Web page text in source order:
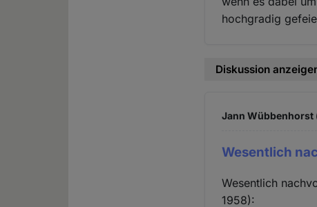
hochgradig
Diskussion
Jann
Wesentlich
Wesentlich
1958):